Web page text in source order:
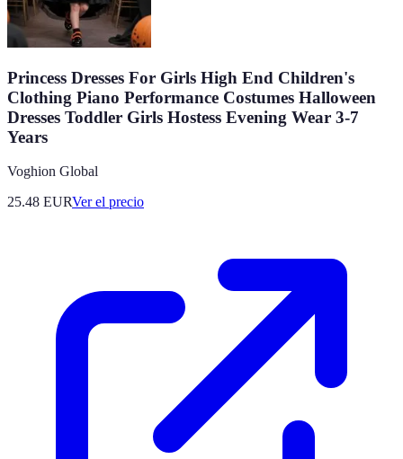
Princess Dresses For Girls High End Children's
Clothing Piano Performance Costumes Halloween
Dresses Toddler Girls Hostess Evening Wear 3-7
Years
Voghion Global
25.48 EURVer el precio